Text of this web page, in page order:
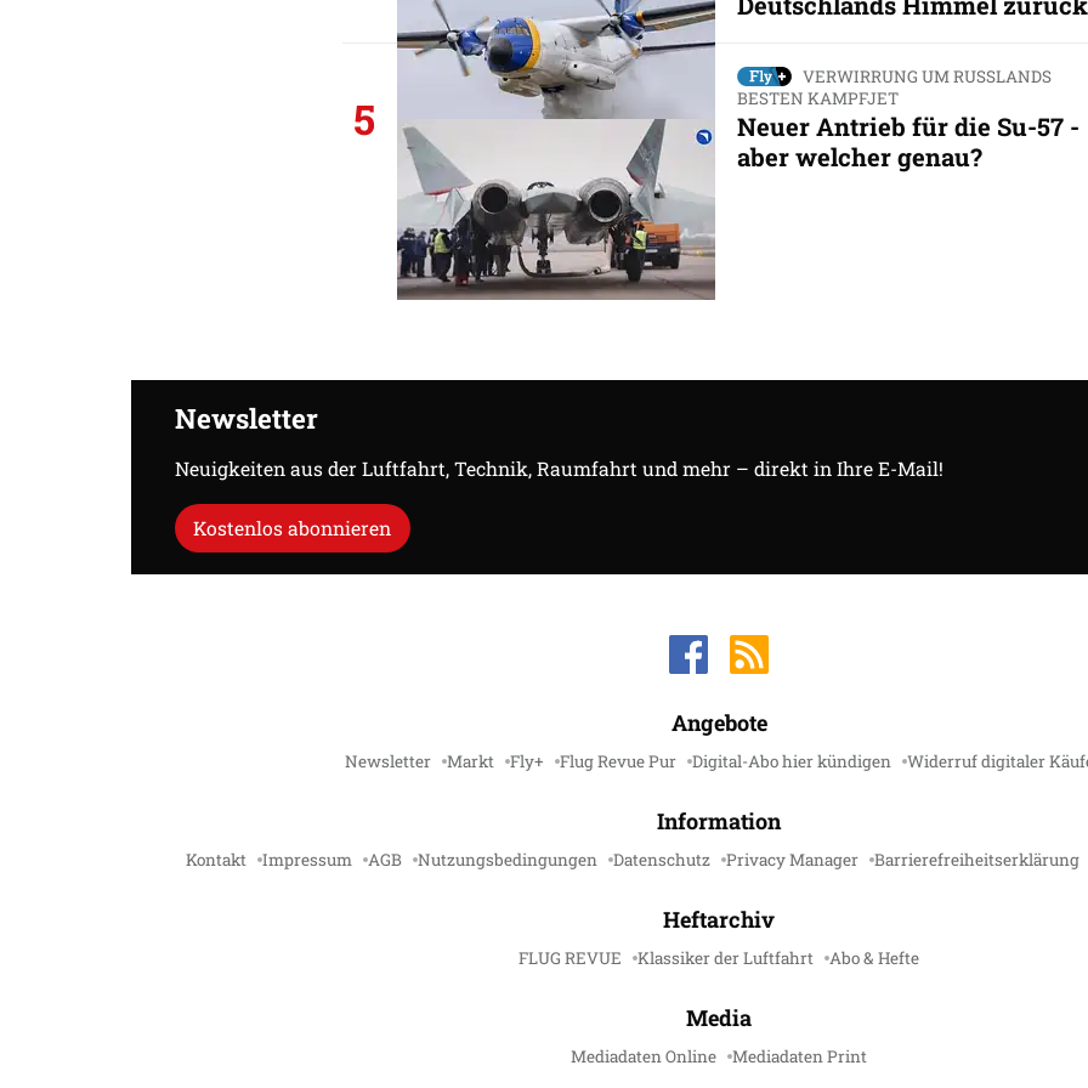
5
VERWIRRUNG UM RUSSLANDS
BESTEN KAMPFJET
Neuer Antrieb für die Su-57 -
aber welcher genau?
Newsletter
Neuigkeiten aus der Luftfahrt, Technik, Raumfahrt und mehr – direkt in Ihre E-Mail!
Kostenlos abonnieren
Angebote
Newsletter Markt Fly+ Flug Revue Pur Digital-Abo hier kündigen Widerruf digitaler
Information
Kontakt Impressum AGB Nutzungsbedingungen Datenschutz Privacy Manager Barrierefreiheitserklärung
Heftarchiv
FLUG REVUE Klassiker der Luftfahrt Abo & Hefte
Media
Mediadaten Online Mediadaten Print